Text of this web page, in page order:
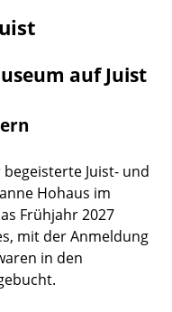
auf Juist
Juist- und
Hohaus im
Frühjahr 2027
mit der Anmeldung
in den